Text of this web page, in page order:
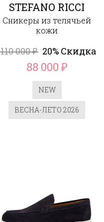
STEFANO RICCI
Сникеры из телячьей
кожи
110 000₽ 20% Скидка
88 000 ₽
NEW
ВЕСНА-ЛЕТО 2026